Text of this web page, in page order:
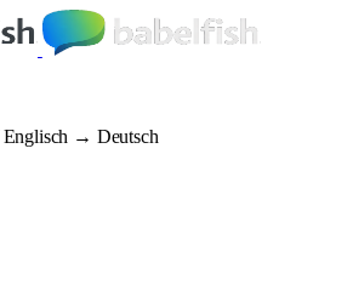
Englisch → Deutsch